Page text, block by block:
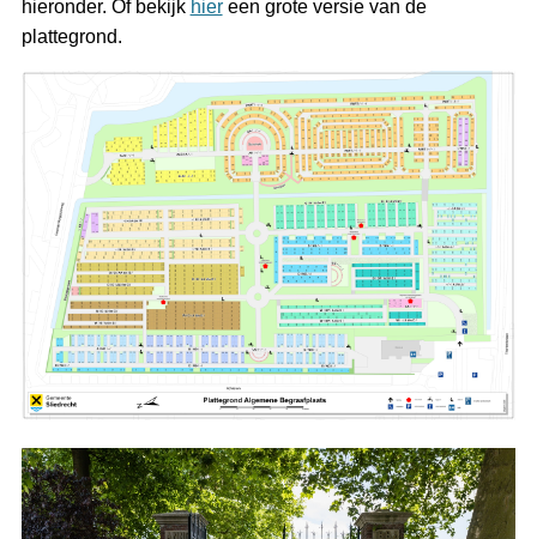
hieronder. Of bekijk hiereen grote versie van de
plattegrond.